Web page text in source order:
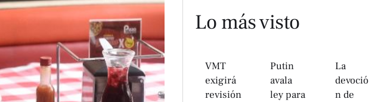
Lo más visto
VMT
exigirá
revisión
Putin
avala
ley para
La
devoció
n de